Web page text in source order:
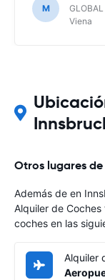
M
Viena
Otros lugares
Además de en
Alquiler de
coches en las
Alquiler